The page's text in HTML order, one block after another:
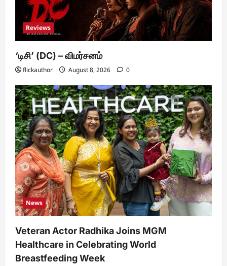
Reviews
‘டிசி’ (DC) – விமர்சனம்
flickauthor August 8, 2026 0
News
Veteran Actor Radhika Joins MGM
Healthcare in Celebrating World
Breastfeeding Week